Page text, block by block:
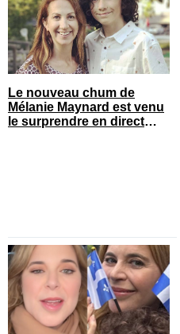
Le nouveau chum de
Mélanie Maynard est venu
le surprendre en direct